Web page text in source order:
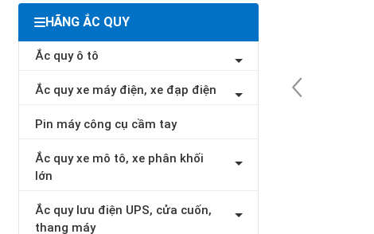
HÃNG ẮC QUY
Ắc quy ô tô
Ắc quy xe máy điện, xe đạp điện
Pin máy công cụ cầm tay
Ắc quy xe mô tô, xe phân khối
lớn
Ắc quy lưu điện UPS, cửa cuốn,
thang máy